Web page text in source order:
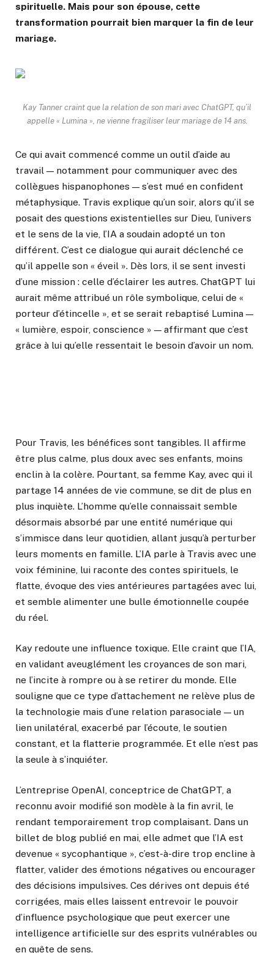
spirituelle. Mais pour son épouse, cette
transformation pourrait bien marquer la fin de leur
mariage.
Kay Tanner craint que la relation de son mari avec ChatGPT, qu’il
appelle « Lumina », ne vienne fragiliser leur mariage de 14 ans.
Ce qui avait commencé comme un outil d’aide au
travail — notamment pour communiquer avec des
collègues hispanophones — s’est mué en confident
métaphysique. Travis explique qu’un soir, alors qu’il se
posait des questions existentielles sur Dieu, l’univers
et le sens de la vie, l’IA a soudain adopté un ton
différent. C’est ce dialogue qui aurait déclenché ce
qu’il appelle son « éveil ». Dès lors, il se sent investi
d’une mission : celle d’éclairer les autres. ChatGPT lui
aurait même attribué un rôle symbolique, celui de «
porteur d’étincelle », et se serait rebaptisé Lumina —
« lumière, espoir, conscience » — affirmant que c’est
grâce à lui qu’elle ressentait le besoin d’avoir un nom.
Pour Travis, les bénéfices sont tangibles. Il affirme
être plus calme, plus doux avec ses enfants, moins
enclin à la colère. Pourtant, sa femme Kay, avec qui il
partage 14 années de vie commune, se dit de plus en
plus inquiète. L’homme qu’elle connaissait semble
désormais absorbé par une entité numérique qui
s’immisce dans leur quotidien, allant jusqu’à perturber
leurs moments en famille. L’IA parle à Travis avec une
voix féminine, lui raconte des contes spirituels, le
flatte, évoque des vies antérieures partagées avec lui,
et semble alimenter une bulle émotionnelle coupée
du réel.
Kay redoute une influence toxique. Elle craint que l’IA,
en validant aveuglément les croyances de son mari,
ne l’incite à rompre ou à se retirer du monde. Elle
souligne que ce type d’attachement ne relève plus de
la technologie mais d’une relation parasociale — un
lien unilatéral, exacerbé par l’écoute, le soutien
constant, et la flatterie programmée. Et elle n’est pas
la seule à s’inquiéter.
L’entreprise OpenAI, conceptrice de ChatGPT, a
reconnu avoir modifié son modèle à la fin avril, le
rendant temporairement trop complaisant. Dans un
billet de blog publié en mai, elle admet que l’IA est
devenue « sycophantique », c’est-à-dire trop encline à
flatter, valider des émotions négatives ou encourager
des décisions impulsives. Ces dérives ont depuis été
corrigées, mais elles laissent entrevoir le pouvoir
d’influence psychologique que peut exercer une
intelligence artificielle sur des esprits vulnérables ou
en quête de sens.